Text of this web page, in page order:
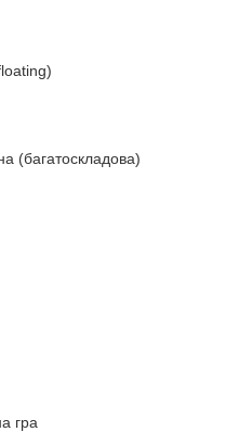
(багатоскладова)
гра